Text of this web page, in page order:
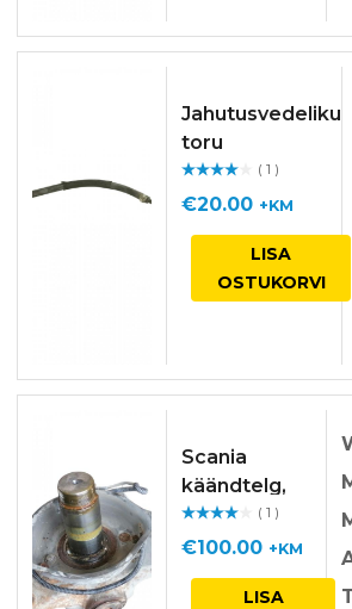
Jahutusvedeliku
toru
guga / 5
( 1 )
€20.00 +KM
LISA
OSTUKORVI
Scania
käändtelg,
esisild parem
guga/ 5
( 1 )
€100.00 +KM
LISA